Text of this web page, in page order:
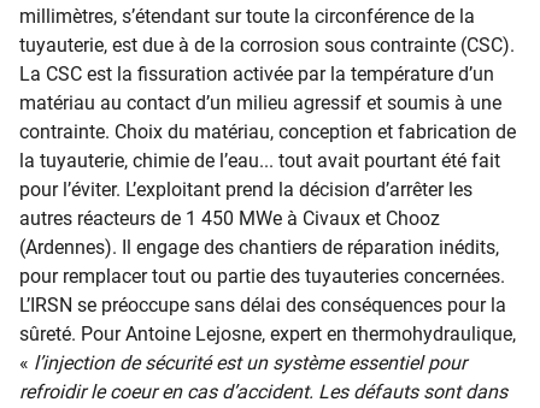
millimètres, s’étendant sur toute la circonférence de la
tuyauterie, est due à de la corrosion sous contrainte (CSC).
La CSC est la fissuration activée par la température d’un
matériau au contact d’un milieu agressif et soumis à une
contrainte. Choix du matériau, conception et fabrication de
la tuyauterie, chimie de l’eau... tout avait pourtant été fait
pour l’éviter. L’exploitant prend la décision d’arrêter les
autres réacteurs de 1 450 MWe à Civaux et Chooz
(Ardennes). Il engage des chantiers de réparation inédits,
pour remplacer tout ou partie des tuyauteries concernées.
L’IRSN se préoccupe sans délai des conséquences pour la
sûreté. Pour Antoine Lejosne, expert en thermohydraulique,
« l’injection de sécurité est un système essentiel pour
refroidir le coeur en cas d’accident. Les défauts sont dans